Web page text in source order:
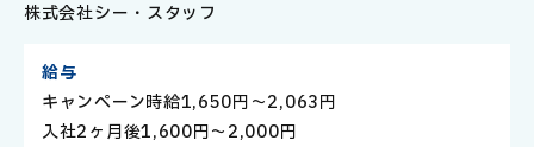
株式会社シー・スタッフ
給与
キャンペーン時給1,650円～2,063円
入社2ヶ月後1,600円～2,000円